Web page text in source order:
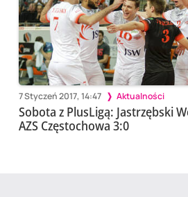
7 Styczeń 2017, 14:47 Aktualności
Sobota z PlusLigą: Jastrzębski
AZS Częstochowa 3:0